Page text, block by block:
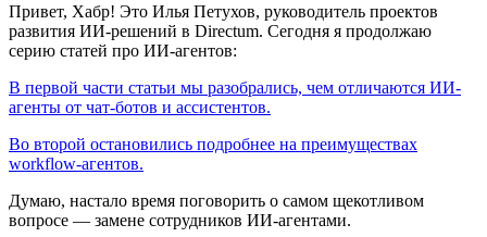
Привет, Хабр! Это Илья Петухов, руководитель проектов
развития ИИ-решений в Directum. Сегодня я продолжаю
серию статей про ИИ-агентов:
В первой части статьи мы разобрались, чем отличаются ИИ-
агенты от чат-ботов и ассистентов.
Во второй остановились подробнее на преимуществах
workflow-агентов.
Думаю, настало время поговорить о самом щекотливом
вопросе — замене сотрудников ИИ-агентами.